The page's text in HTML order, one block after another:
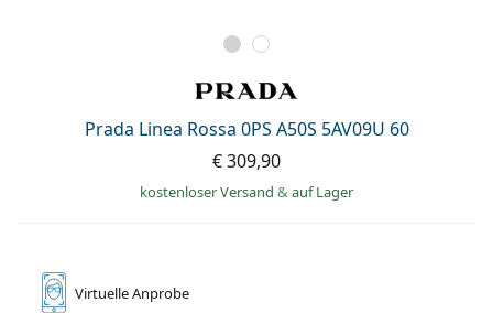
Prada Linea Rossa 0PS A50S 5AV09U 60
€ 309,90
kostenloser Versand & auf Lager
VirtuelleAnprobe